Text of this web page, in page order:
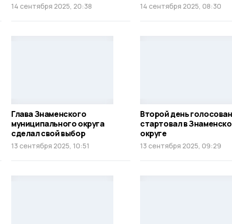
14 сентября 2025, 20:38 14 сентября 2025, 08:30
Глава Знаменского
муниципального округа
сделал свой выбор
13 сентября 2025, 10:51
Второй день
стартовал в
округе
13 сентября 2025, 09:29